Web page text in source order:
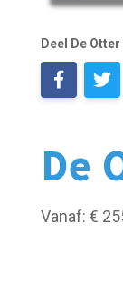
De
Vanaf: €
Deel De Otter